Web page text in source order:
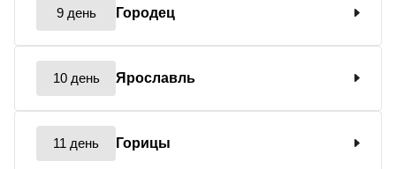
9 день Городец
10 день Ярославль
11 день Горицы